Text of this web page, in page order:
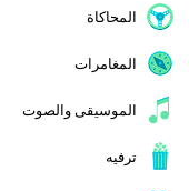
المحاكاة
المغامرات
الموسيقى والصوت
ترفيه